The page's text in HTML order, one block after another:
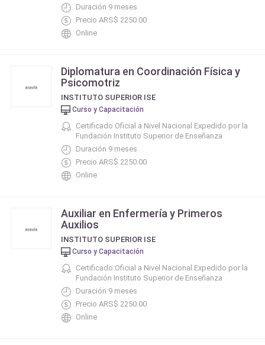
Duración 9 meses
Precio ARS$ 2250.00
Online
Diplomatura en Coordinación Física y
Psicomotriz
INSTITUTO SUPERIOR ISE
Curso y Capacitación
Certificado Oficial a Nivel Nacional Expedido por la
Fundación Instituto Superior de Enseñanza
Duración 9 meses
Precio ARS$ 2250.00
Online
Auxiliar en Enfermería y Primeros
Auxilios
INSTITUTO SUPERIOR ISE
Curso y Capacitación
Certificado Oficial a Nivel Nacional Expedido por la
Fundación Instituto Superior de Enseñanza
Duración 9 meses
Precio ARS$ 2250.00
Online